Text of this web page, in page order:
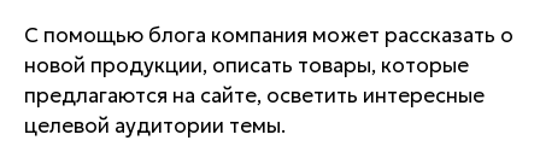
С помощью блога компания может рассказать о
новой продукции, описать товары, которые
предлагаются на сайте, осветить интересные
целевой аудитории темы.